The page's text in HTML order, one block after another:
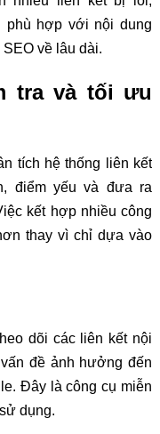
phù hợp với nội dung
về lâu dài.
tra và tối ưu
tích hệ thống liên kết
điểm yếu và đưa ra
kết hợp nhiều công
thay vì chỉ dựa vào
dõi các liên kết nội
đề ảnh hưởng đến
Đây là công cụ miễn
dụng.